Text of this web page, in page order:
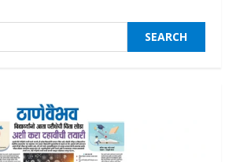
Sudhakaran Soundararaj Builds Career
Larex Indian DJ Reaching Global